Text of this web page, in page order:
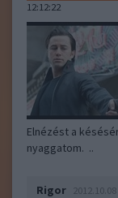
12:12:22
Elnézést a
nyaggatom. ..
Rigor